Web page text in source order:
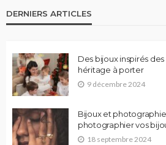
DERNIERS ARTICLES
Des bijoux inspirés
héritage à porter
9 décembre 2024
Bijoux et
photographier vos
18 septembre 2024